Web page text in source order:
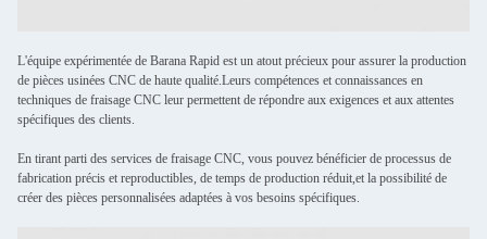
L'équipe expérimentée de Barana Rapid est un atout précieux pour assurer la production
de pièces usinées CNC de haute qualité.Leurs compétences et connaissances en
techniques de fraisage CNC leur permettent de répondre aux exigences et aux attentes
spécifiques des clients.
En tirant parti des services de fraisage CNC, vous pouvez bénéficier de processus de
fabrication précis et reproductibles, de temps de production réduit,et la possibilité de
créer des pièces personnalisées adaptées à vos besoins spécifiques.